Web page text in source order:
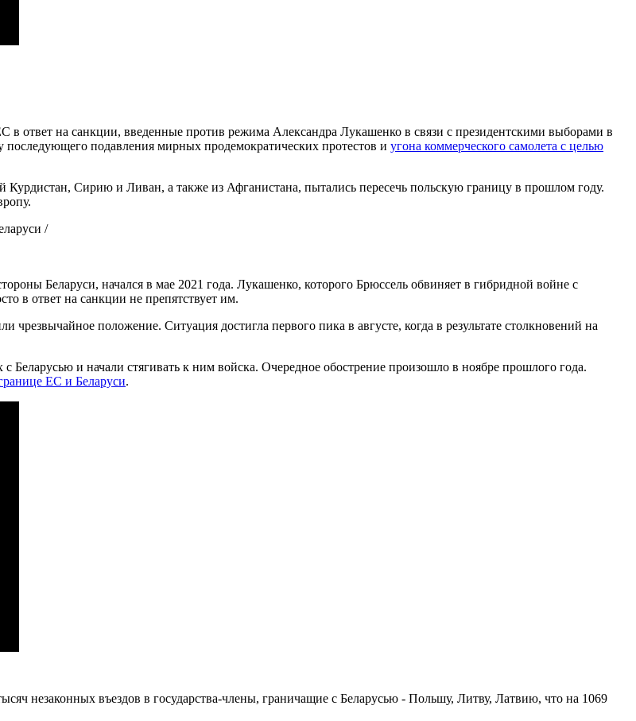
ответ на санкции, введенные против режима Александра Лукашенко в связи с президентскими выборами в
подавления мирных продемократических протестов и угона коммерческого самолета с целью
Сирию и Ливан, а также из Афганистана, пытались пересечь польскую границу в прошлом году.
/
Беларуси, начался в мае 2021 года. Лукашенко, которого Брюссель обвиняет в гибридной войне с
в ответ на санкции не препятствует им.
положение. Ситуация достигла первого пика в августе, когда в результате столкновений на
и начали стягивать к ним войска. Очередное обострение произошло в ноябре прошлого года.
ЕС и Беларуси.
незаконных въездов в государства-члены, граничащие с Беларусью - Польшу, Литву, Латвию, что на 1069